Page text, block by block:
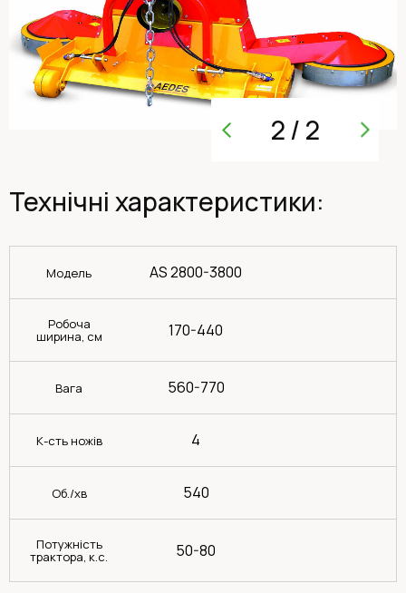
2/ 2
Технічні характеристики:
Модель AS 2800-3800
Робоча
ширина, см 170-440
Вага 560-770
К-сть ножів 4
Об./хв 540
Потужність
трактора, к.с. 50-80